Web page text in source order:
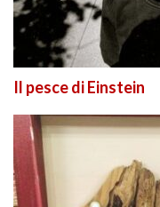
Il pesce di Einstein